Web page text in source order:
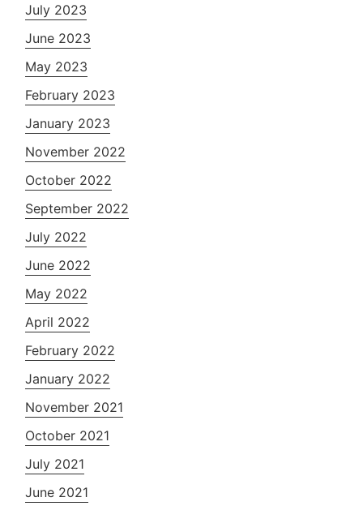
July 2023
June 2023
May 2023
February 2023
January 2023
November 2022
October 2022
September 2022
July 2022
June 2022
May 2022
April 2022
February 2022
January 2022
November 2021
October 2021
July 2021
June 2021